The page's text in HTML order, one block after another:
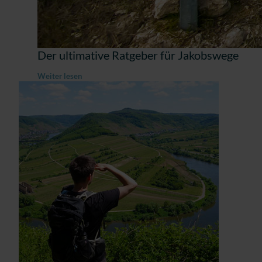
Der ultimative Ratgeber für Jakobswege
Weiter lesen